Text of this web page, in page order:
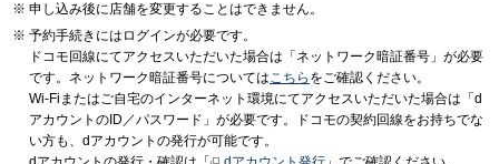
申し込み後に店舗を変更することはできません。
予約手続きにはログインが必要です。
ドコモ回線にてアクセスいただいた場合は「ネットワーク暗証番号」が必要
です。ネットワーク暗証番号についてはこちら をご確認ください。
Wi-Fiまたはご自宅のインターネット環境にてアクセスいただいた場合は「d
アカウントのID／パスワード」が必要です。ドコモの契約回線をお持ちでな
い方も、dアカウントの発行が可能です。